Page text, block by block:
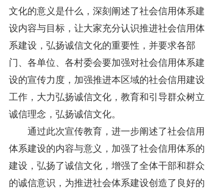
文化的意义是什么，深刻阐述了社会信用体系建
设内容与目标，让大家充分认识推进社会信用体
系建设，弘扬诚信文化的重要性，并要求各部
门、各单位、各村委会要加强对社会信用体系建
设的宣传力度，加强推进本区域的社会信用建设
工作，大力弘扬诚信文化，教育和引导群众树立
诚信理念，弘扬诚信文化。
通过此次宣传教育，进一步阐述了社会信用
体系建设的内容与意义，加强了社会信用体系的
建设，弘扬了诚信文化，增强了全体干部和群众
的诚信意识，为推进社会体系建设创造了良好的